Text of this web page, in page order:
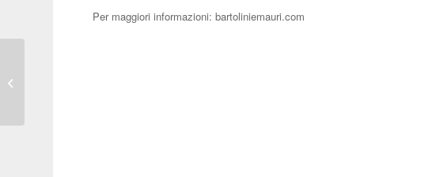
Per maggiori informazioni: bartoliniemauri.com